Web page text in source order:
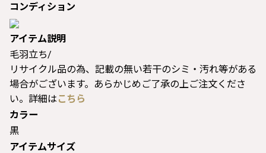
コンディション
アイテム説明
毛羽立ち/
リサイクル品の為、記載の無い若干のシミ・汚れ等がある
場合がございます。あらかじめご了承の上ご注文くださ
い。詳細は こちら
カラー
黒
アイテムサイズ